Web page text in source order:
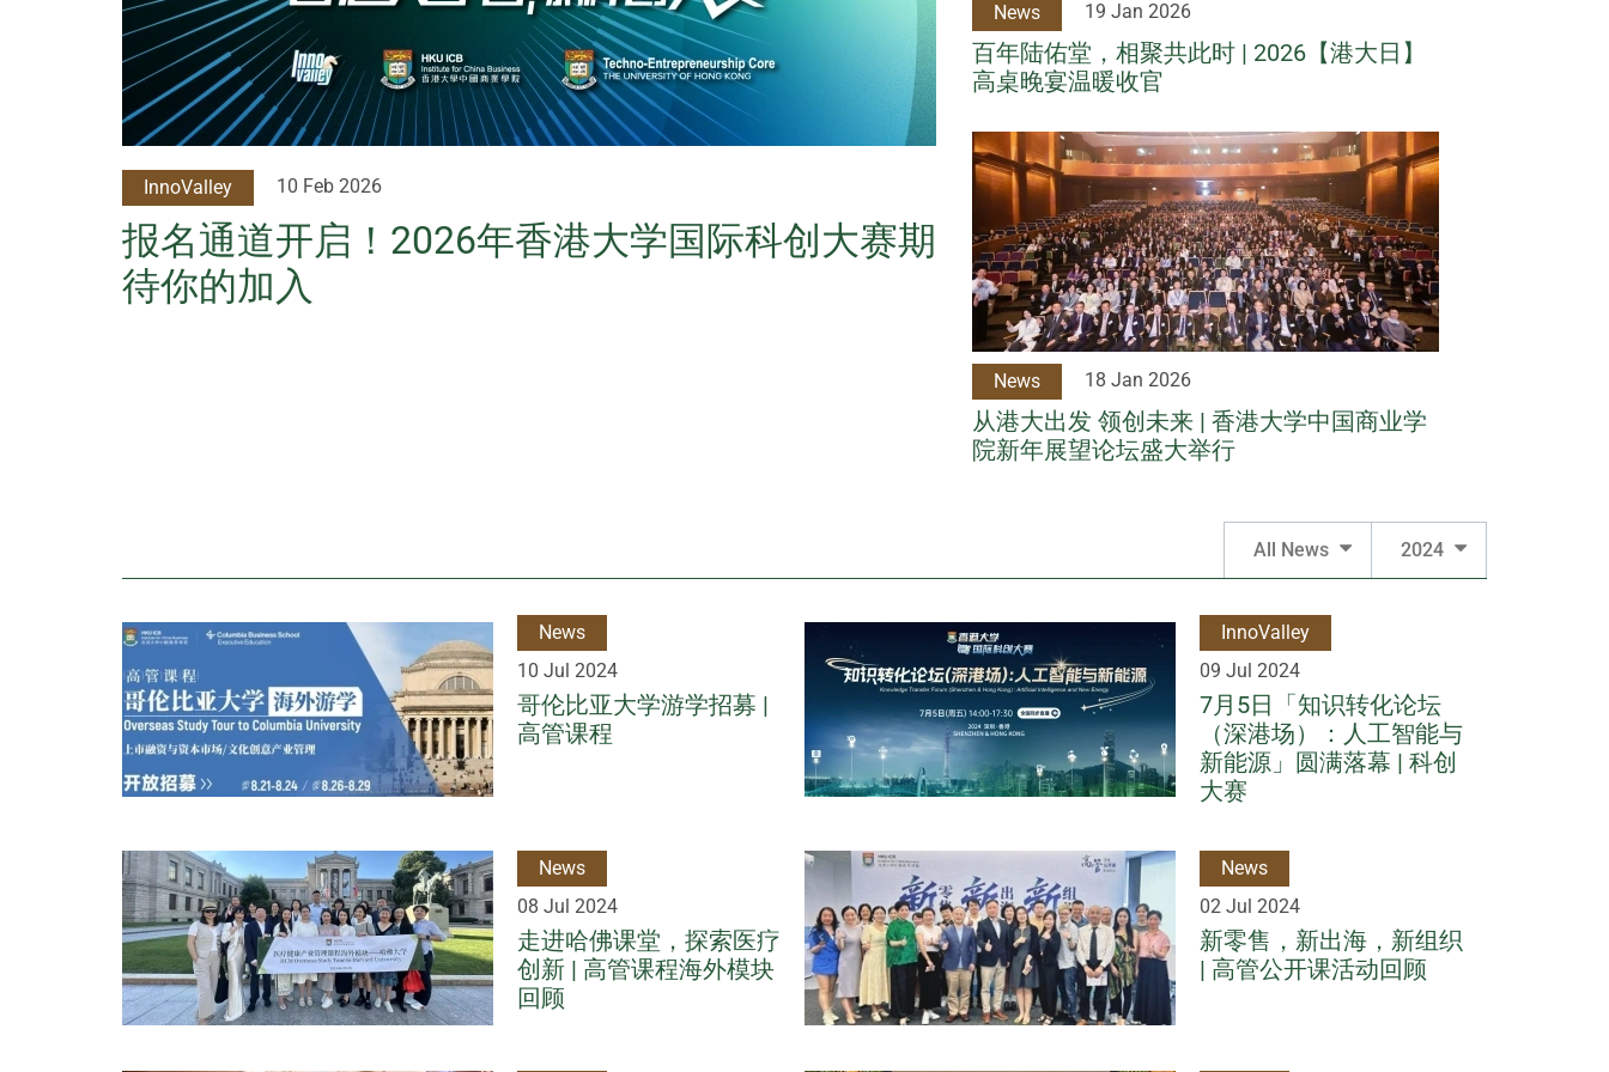
InnoValley 10 Feb 2026
报名通道开启！2026年香港大学国际科创大赛期
待你的加入
News 19 Jan 2026
百年陆佑堂，相聚共此时 | 2026【港大日】
高桌晚宴温暖收官
News 18 Jan 2026
从港大出发 领创未来 | 香港大学中国商业学
院新年展望论坛盛大举行
All News 2024
News
10 Jul 2024
哥伦比亚大学游学招募 |
高管课程
InnoValley
09 Jul 2024
7月5日「知识转化论坛
（深港场）：人工智能与
新能源」圆满落幕 | 科创
大赛
News
08 Jul 2024
走进哈佛课堂，探索医疗
创新 | 高管课程海外模块
回顾
News
02 Jul 2024
新零售，新出海，新组织
| 高管公开课活动回顾